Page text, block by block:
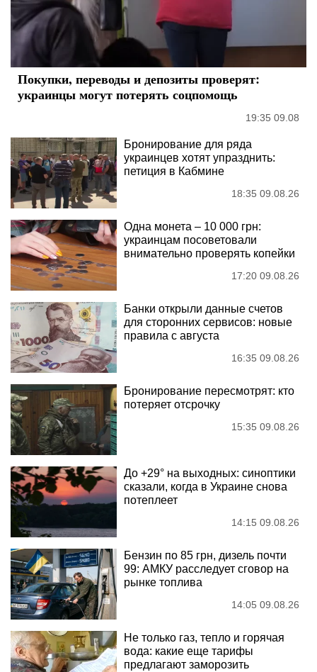
Покупки, переводы и депозиты проверят:
украинцы могут потерять соцпомощь
19:35 09.08
Бронирование для ряда
украинцев хотят упразднить:
петиция в Кабмине
18:35 09.08.26
Одна монета – 10 000 грн:
украинцам посоветовали
внимательно проверять копейки
17:20 09.08.26
Банки открыли данные счетов
для сторонних сервисов: новые
правила с августа
16:35 09.08.26
Бронирование пересмотрят: кто
потеряет отсрочку
15:35 09.08.26
До +29° на выходных: синоптики
сказали, когда в Украине снова
потеплеет
14:15 09.08.26
Бензин по 85 грн, дизель почти
99: АМКУ расследует сговор на
рынке топлива
14:05 09.08.26
Не только газ, тепло и горячая
вода: какие еще тарифы
предлагают заморозить